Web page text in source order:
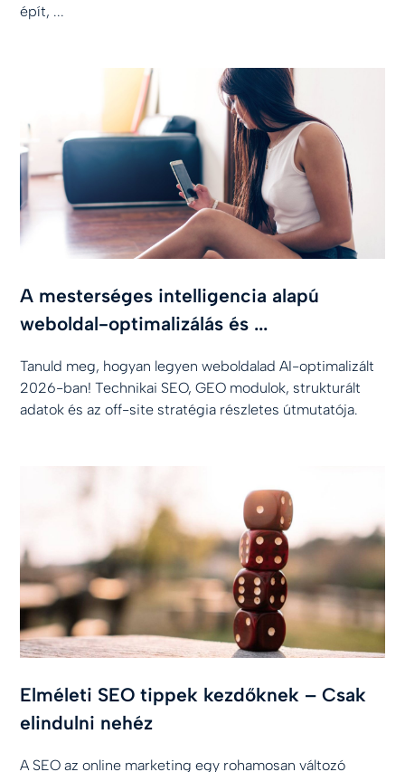
épít, ...
A mesterséges intelligencia alapú
weboldal-optimalizálás és ...
Tanuld meg, hogyan legyen weboldalad AI-optimalizált
2026-ban! Technikai SEO, GEO modulok, strukturált
adatok és az off-site stratégia részletes útmutatója.
Elméleti SEO tippek kezdőknek – Csak
elindulni nehéz
A SEO az online marketing egy rohamosan változó